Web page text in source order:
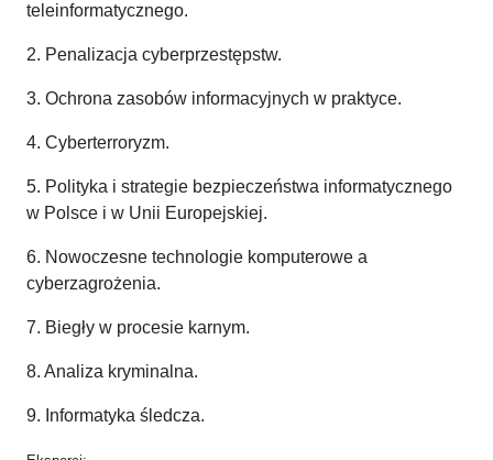
teleinformatycznego.
2. Penalizacja cyberprzestępstw.
3. Ochrona zasobów informacyjnych w praktyce.
4. Cyberterroryzm.
5. Polityka i strategie bezpieczeństwa informatycznego
w Polsce i w Unii Europejskiej.
6. Nowoczesne technologie komputerowe a
cyberzagrożenia.
7. Biegły w procesie karnym.
8. Analiza kryminalna.
9. Informatyka śledcza.